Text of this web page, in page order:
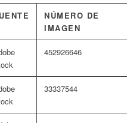
NÚMERO DE
IMAGEN
452926646
33337544